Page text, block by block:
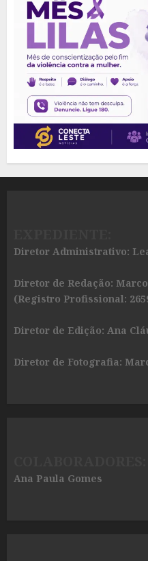
Diretor Administrativo:
Diretor de Redação:
(Registro Profissional:
Diretor de Edição: Ana
Diretor de Fotografia:
Ana Paula Gomes